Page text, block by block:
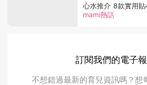
mami熱話
心水推介 8款實用貼
訂閱我們的電子報
不想錯過最新的育兒資訊嗎？想